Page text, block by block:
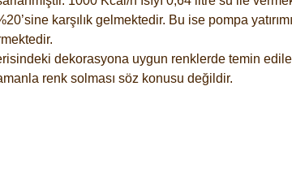
karşılık gelmektedir. Bu ise pompa
dekorasyona uygun renklerde temin
renk solması söz konusu değildir.